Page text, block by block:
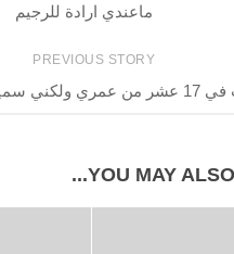
ماعندي ارادة للرجيم
PREVIOUS STORY
سمينة وقصيرة
YOU MAY ALSO